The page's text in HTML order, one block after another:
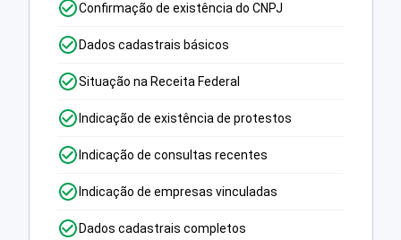
Confirmação de existência do CNPJ
Dados cadastrais básicos
Situação na Receita Federal
Indicação de existência de protestos
Indicação de consultas recentes
Indicação de empresas vinculadas
Dados cadastrais completos